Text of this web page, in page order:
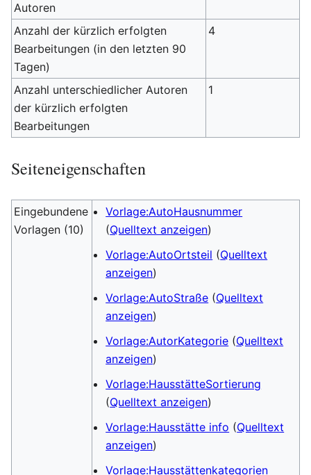
Autoren
Anzahl der kürzlich erfolgten
Bearbeitungen (in den letzten 90
Tagen)
4
Anzahl unterschiedlicher Autoren
der kürzlich erfolgten
Bearbeitungen
1
Seiteneigenschaften
Eingebundene
Vorlagen (10)
Vorlage:AutoHausnummer
(Quelltext anzeigen)
Vorlage:AutoOrtsteil (Quelltext
anzeigen)
Vorlage:AutoStraße (Quelltext
anzeigen)
Vorlage:AutorKategorie (Quelltext
anzeigen)
Vorlage:HausstätteSortierung
(Quelltext anzeigen)
Vorlage:Hausstätte info (Quelltext
anzeigen)
Vorlage:Hausstättenkategorien